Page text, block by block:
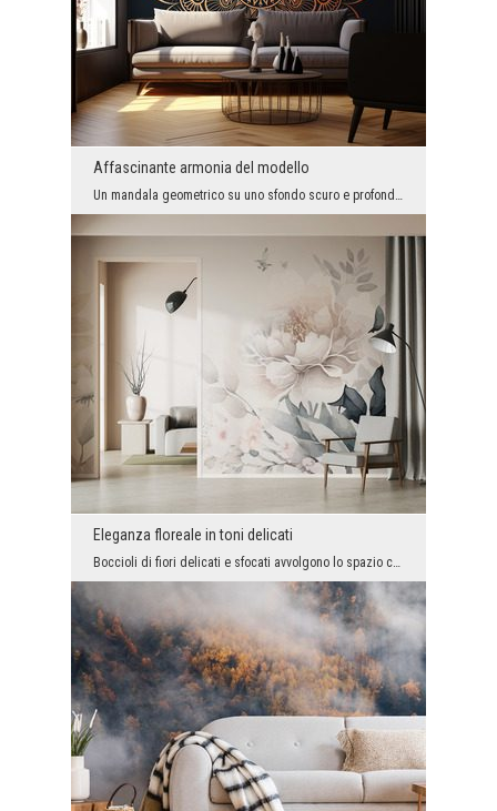
Affascinante armonia del modello
Un mandala geometrico su uno sfondo scuro e profondo attira lo sguardo e conferisce agli interni ...
Eleganza floreale in toni delicati
Boccioli di fiori delicati e sfocati avvolgono lo spazio con la loro leggerezza eterea, portando ...